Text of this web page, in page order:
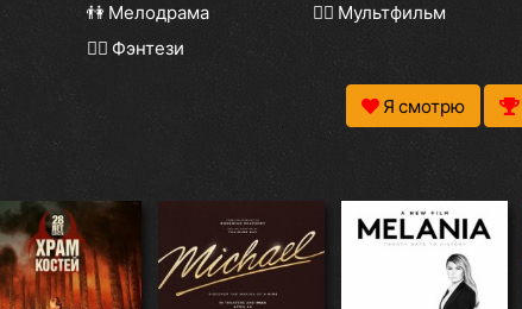
👫 Мелодрама 🧚‍♀️ Мультфильм
🧝‍♂️ Фэнтези
Я смотрю